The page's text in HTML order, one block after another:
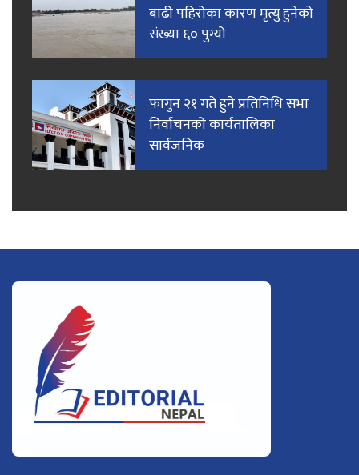
बाढी पहिरोका कारण मृत्यु हुनेको
संख्या ६० पुग्यो
फागुन २१ गते हुने प्रतिनिधि सभा
निर्वाचनको कार्यतालिका
सार्वजनिक